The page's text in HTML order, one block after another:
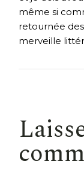
même si
retournée
merveille